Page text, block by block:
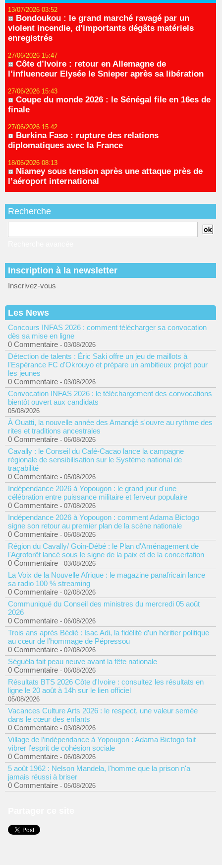
13/07/2026 03:52
Bondoukou : le grand marché ravagé par un
violent incendie, d’importants dégâts matériels
enregistrés
27/06/2026 15:47
Côte d’Ivoire : retour en Allemagne de
l’influenceur Elysée le Snieper après sa libération
27/06/2026 15:43
Coupe du monde 2026 : le Sénégal file en 16es de
finale
27/06/2026 15:42
Burkina Faso : rupture des relations
diplomatiques avec la France
18/06/2026 08:13
Niamey sous tension après une attaque près de
l’aéroport international
Recherche
Inscription à la newsletter
Inscrivez-vous
Les News
Concours INFAS 2026 : comment télécharger sa convocation
dès sa mise en ligne
0 Commentaire - 03/08/2026
Détection de talents : Éric Saki offre un jeu de maillots à
l'Espérance FC d'Okrouyo et prépare un ambitieux projet pour
les jeunes
0 Commentaire - 03/08/2026
Convocation INFAS 2026 : le téléchargement des convocations
bientôt ouvert aux candidats
05/08/2026
À Ouatti, la nouvelle année des Amandjé s'ouvre au rythme des
rites et traditions ancestrales
0 Commentaire - 06/08/2026
Cavally : le Conseil du Café-Cacao lance la campagne
régionale de sensibilisation sur le Système national de
traçabilité
0 Commentaire - 05/08/2026
Indépendance 2026 à Yopougon : le grand jour d'une
célébration entre puissance militaire et ferveur populaire
0 Commentaire - 07/08/2026
Indépendance 2026 à Yopougon : comment Adama Bictogo
signe son retour au premier plan de la scène nationale
0 Commentaire - 06/08/2026
Région du Cavally/ Goin-Débé : le Plan d'Aménagement de
l'Agroforêt lancé sous le signe de la paix et de la concertation
0 Commentaire - 03/08/2026
La Voix de la Nouvelle Afrique : le magazine panafricain lance
sa radio 100 % streaming
0 Commentaire - 02/08/2026
Communiqué du Conseil des ministres du mercredi 05 août
2026
0 Commentaire - 06/08/2026
Trois ans après Bédié : Isac Adi, la fidélité d’un héritier politique
au cœur de l’hommage de Pépressou
0 Commentaire - 02/08/2026
Séguéla fait peau neuve avant la fête nationale
0 Commentaire - 06/08/2026
Résultats BTS 2026 Côte d'Ivoire : consultez les résultats en
ligne le 20 août à 14h sur le lien officiel
05/08/2026
Vacances Culture Arts 2026 : le respect, une valeur semée
dans le cœur des enfants
0 Commentaire - 03/08/2026
Village de l’indépendance à Yopougon : Adama Bictogo fait
vibrer l’esprit de cohésion sociale
0 Commentaire - 06/08/2026
5 août 1962 : Nelson Mandela, l'homme que la prison n'a
jamais réussi à briser
0 Commentaire - 05/08/2026